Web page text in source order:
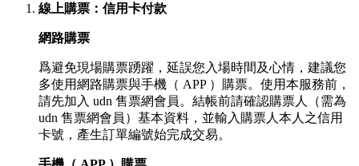
線上購票 ：信用卡付款
網路購票
爲避免現場購票踴躍，延誤您入場時間及心情，建議您
多使用網路購票與手機（ APP ）購票。使用本服務前，
請先加入 udn 售票網會員。結帳前請確認購票人（需為
udn 售票網會員）基本資料，並輸入購票人本人之信用
卡號，產生訂單編號始完成交易。